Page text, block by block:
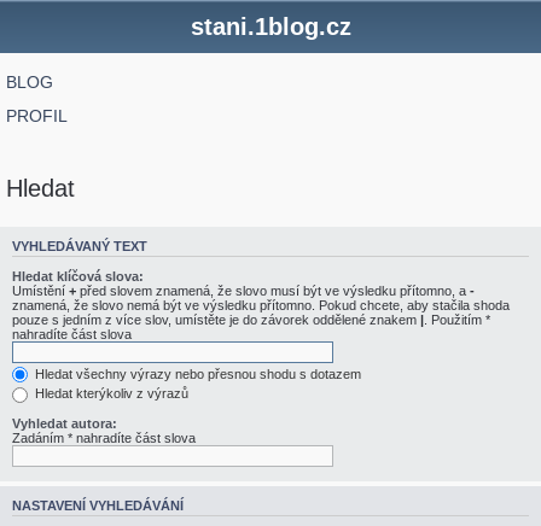
stani.1blog.cz
BLOG
PROFIL
Hledat
VYHLEDÁVANÝ TEXT
Hledat klíčová slova:
Umístění + před slovem znamená, že slovo musí být ve výsledku přítomno, a -
znamená, že slovo nemá být ve výsledku přítomno. Pokud chcete, aby stačila shoda
pouze s jedním z více slov, umístěte je do závorek oddělené znakem | . Použitím *
nahradíte část slova
Hledat všechny výrazy nebo přesnou shodu s dotazem
Hledat kterýkoliv z výrazů
Vyhledat autora:
Zadáním * nahradíte část slova
NASTAVENÍ VYHLEDÁVÁNÍ